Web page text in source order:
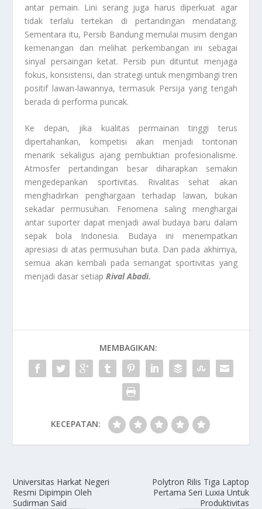
antar pemain. Lini serang juga harus diperkuat agar
tidak terlalu tertekan di pertandingan mendatang.
Sementara itu, Persib Bandung memulai musim dengan
kemenangan dan melihat perkembangan ini sebagai
sinyal persaingan ketat. Persib pun dituntut menjaga
fokus, konsistensi, dan strategi untuk mengimbangi tren
positif lawan-lawannya, termasuk Persija yang tengah
berada di performa puncak.
Ke depan, jika kualitas permainan tinggi terus
dipertahankan, kompetisi akan menjadi tontonan
menarik sekaligus ajang pembuktian profesionalisme.
Atmosfer pertandingan besar diharapkan semakin
mengedepankan sportivitas. Rivalitas sehat akan
menghadirkan penghargaan terhadap lawan, bukan
sekadar permusuhan. Fenomena saling menghargai
antar suporter dapat menjadi awal budaya baru dalam
sepak bola Indonesia. Budaya ini menempatkan
apresiasi di atas permusuhan buta. Dan pada akhirnya,
semua akan kembali pada semangat sportivitas yang
menjadi dasar setiapRival Abadi.
MEMBAGIKAN:
KECEPATAN:
Universitas Harkat Negeri
Resmi Dipimpin Oleh
Sudirman Said
Polytron Rilis Tiga Laptop
Pertama Seri Luxia Untuk
Produktivitas